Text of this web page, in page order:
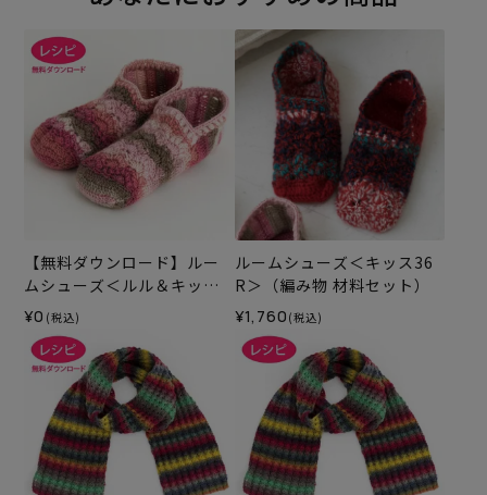
【無料ダウンロード】ルー
ムシューズ＜ルル＆キッス
＞（レシピ）
¥0 (税込)
ルームシューズ＜キッス36
R＞（編み物 材料セット）
¥1,760 (税込)